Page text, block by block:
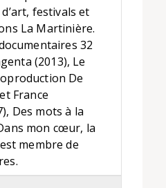
festivals et
La Martinière.
32
(2013), Le
De
France
Des mots à la
mon cœur, la
membre de